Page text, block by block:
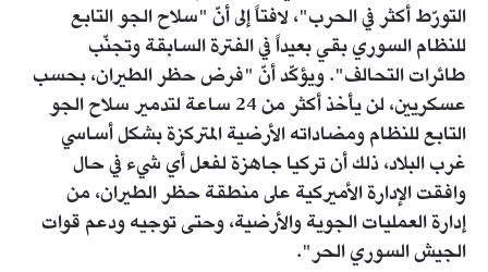
التورّط أكثر في الحرب"، لافتاً إلى أنّ "سلاح الجو التابع
للنظام السوري بقي بعيداً في الفترة السابقة وتجنّب
طائرات التحالف". ويؤكّد أنّ "فرض حظر الطيران، بحسب
عسكريين، لن يأخذ أكثر من 24 ساعة لتدمير سلاح الجو
التابع للنظام ومضاداته الأرضية المتركزة بشكل أساسي
غرب البلاد، ذلك أن تركيا جاهزة لفعل أي شيء في حال
وافقت الإدارة الأميركية على منطقة حظر الطيران، من
إدارة العمليات الجوية والأرضية، وحتى توجيه ودعم قوات
الجيش السوري الحر".